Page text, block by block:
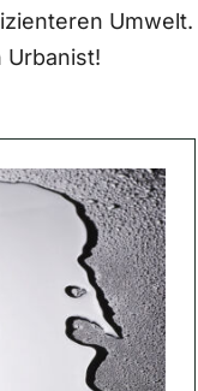
Umwelt.
Urbanist!